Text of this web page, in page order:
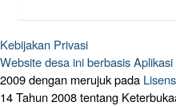
Kebijakan Privasi
Website desa ini berbasis
2009 dengan merujuk pada
14 Tahun 2008 tentang